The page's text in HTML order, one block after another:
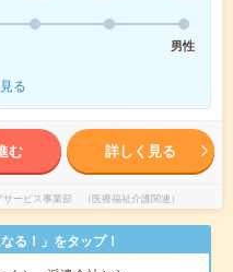
男性
る
む 詳しく見る
ービス事業部 （医療福祉介護関連）
る！」をタップ！